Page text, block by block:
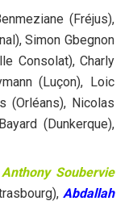
(Fréjus),
Simon Gbegnon
Consolat), Charly
(Luçon), Loic
(Orléans), Nicolas
(Dunkerque),
Anthony Soubervie
Abdallah